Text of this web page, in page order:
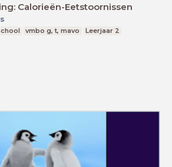
Calorieën-Eetstoornissen
vmbo g, t, mavo Leerjaar 2